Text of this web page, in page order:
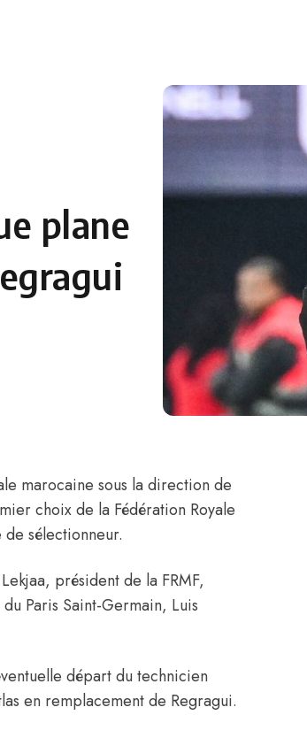
plane
marocaine sous la direction de
choix de la Fédération Royale
sélectionneur.
, président de la FRMF,
Paris Saint-Germain, Luis
départ du technicien
en remplacement de Regragui.